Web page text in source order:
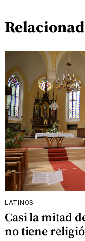
LATINOS
Casi la mitad
no tiene